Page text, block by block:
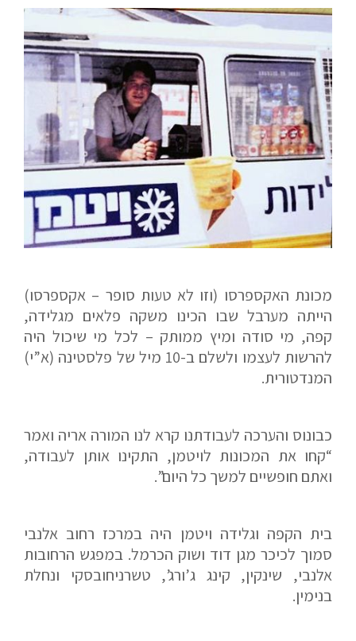
מכונת האקספרסו (וזו לא טעות סופר – אקספרסו)
הייתה מערבל שבו הכינו משקה פלאים מגלידה,
קפה, מי סודה ומיץ ממותק – לכל מי שיכול היה
להרשות לעצמו ולשלם ב-10 מיל של פלסטינה (א”י)
המנדטורית.
כבונוס והערכה לעבודתנו קרא לנו המורה אריה ואמר
“קחו את המכונות לויטמן, התקינו אותן לעבודה,
ואתם חופשיים למשך כל היום”.
בית הקפה וגלידה ויטמן היה במרכז רחוב אלנבי
סמוך לכיכר מגן דוד ושוק הכרמל. במפגש הרחובות
אלנבי, שינקין, קינג ג’ורג’, טשרניחובסקי ונחלת
בנימין.